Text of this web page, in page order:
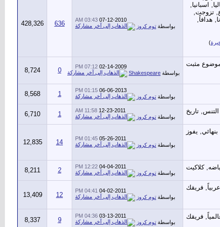
)
07-12-2010
03:43 AM
بواسطة توم كروز 636
428,326
02-14-2009
07:12 PM
بواسطة Shakespeare
0
8,724
06-06-2013
01:15 PM
بواسطة توم كروز 1
8,568
12-23-2011
11:58 AM
بواسطة توم كروز 1
6,710
05-26-2011
01:45 PM
بواسطة توم كروز 14
12,835
04-04-2011
12:22 PM
بواسطة توم كروز 2
8,211
04-02-2011
04:41 PM
بواسطة توم كروز 12
13,409
03-13-2011
04:36 PM
بواسطة توم كروز 9
8,337